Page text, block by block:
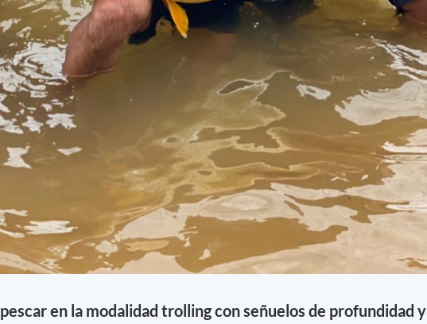
pescar en la modalidad trolling con señuelos de profundidad y